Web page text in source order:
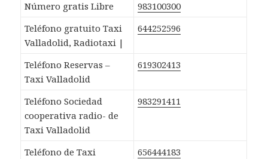
Número gratis Libre
983100300
Teléfono gratuito Taxi
Valladolid, Radiotaxi |
644252596
Teléfono Reservas –
Taxi Valladolid
619302413
Teléfono Sociedad
cooperativa radio- de
Taxi Valladolid
983291411
Teléfono de Taxi
656444183